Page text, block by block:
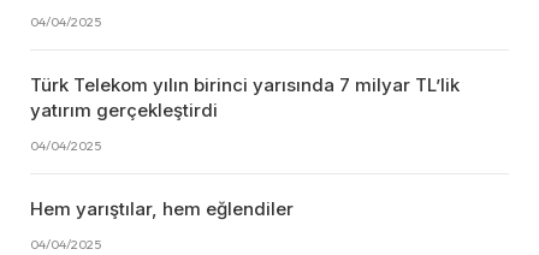
04/04/2025
Türk Telekom yılın birinci yarısında 7 milyar TL’lik
yatırım gerçekleştirdi
04/04/2025
Hem yarıştılar, hem eğlendiler
04/04/2025